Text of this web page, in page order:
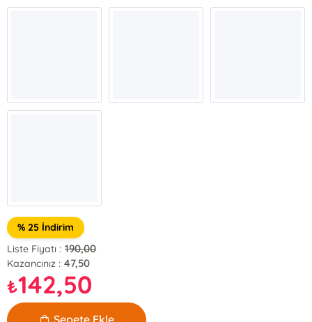
% 25 İndirim
Liste Fiyatı : 190,00
Kazancınız : 47,50
₺142,50